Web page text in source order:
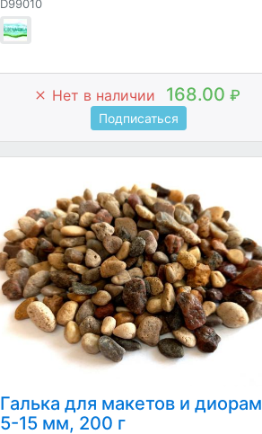
D99010
Нет в наличии 168.00 ₽
Подписаться
Галька для макетов и диорам
5-15 мм, 200 г